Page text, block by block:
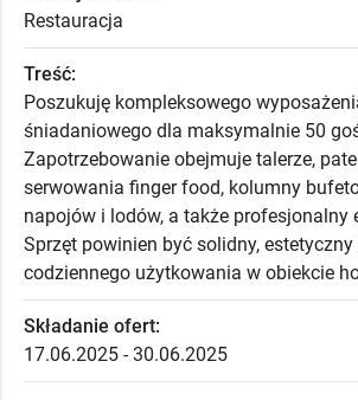
Restauracja
Treść:
Poszukuję kompleksowego
śniadaniowego dla maksymalnie 50
Zapotrzebowanie obejmuje talerze,
serwowania finger food, kolumny
napojów i lodów, a także profesjonalny
Sprzęt powinien być solidny,
codziennego użytkowania w obiekcie
Składanie ofert:
17.06.2025 - 30.06.2025